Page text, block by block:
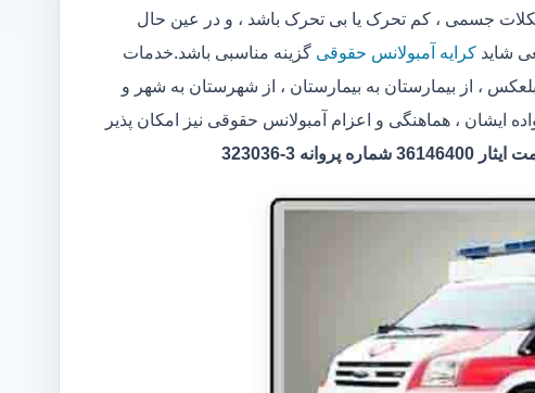
جسمی ، کم تحرک یا بی تحرک باشد ، و در عین حال
شاید کرایه آمبولانس حقوقی گزینه مناسبی باشد.خدمات
، از بیمارستان به بیمارستان ، از شهرستان به شهر و
ایشان ، هماهنگی و اعزام آمبولانس حقوقی نیز امکان پذیر
3-323036